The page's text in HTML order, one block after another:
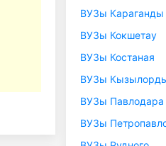
ВУЗы Караганды
ВУЗы Кокшетау
ВУЗы Костаная
ВУЗы
ВУЗы Павлодара
ВУЗы